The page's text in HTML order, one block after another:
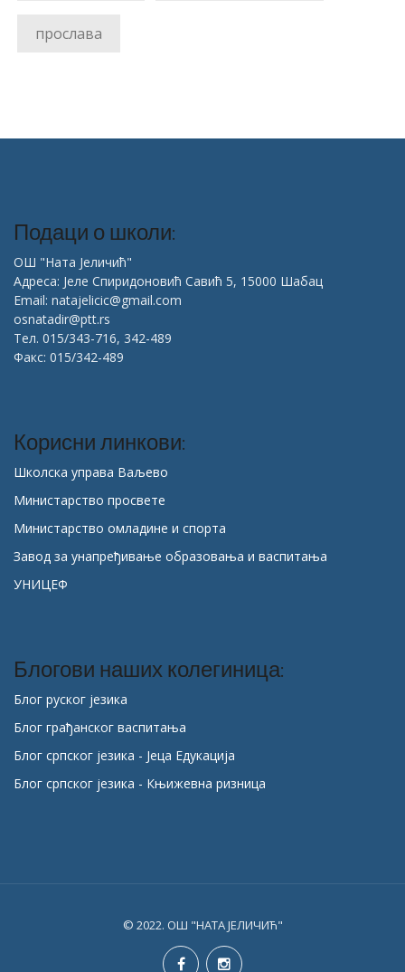
прослава
Подаци о школи:
ОШ "Ната Јеличић"
Адреса: Јеле Спиридоновић Савић 5, 15000 Шабац
Email: natajelicic@gmail.com
osnatadir@ptt.rs
Тел. 015/343-716, 342-489
Факс: 015/342-489
Корисни линкови:
Школска управа Ваљево
Министарство просвете
Министарство омладине и спорта
Завод за унапређивање образовања и васпитања
УНИЦЕФ
Блогови наших колегиница:
Блог руског језика
Блог грађанског васпитања
Блог српског језика - Јеца Едукација
Блог српског језика - Књижевна ризница
© 2022. ОШ "НАТА ЈЕЛИЧИЋ"